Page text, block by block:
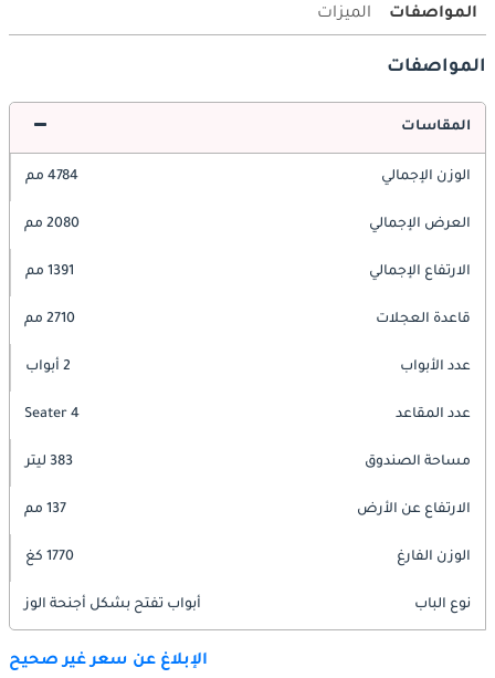
المواصفات الميزات
المواصفات
المقاسات
الوزن الإجمالي 4784 مم
العرض الإجمالي 2080 مم
الارتفاع الإجمالي 1391 مم
قاعدة العجلات 2710 مم
عدد الأبواب 2 أبواب
عدد المقاعد 4 Seater
مساحة الصندوق 383 ليتر
الارتفاع عن الأرض 137 مم
الوزن الفارغ 1770 كغ
نوع الباب أبواب تفتح بشكل أجنحة الوز
الإبلاغ عن سعر غير صحيح